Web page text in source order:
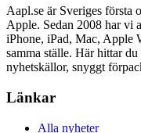
Aapl.se är Sveriges första
Apple. Sedan 2008 har vi
iPhone, iPad, Mac, Apple
samma ställe. Här hittar
nyhetskällor, snyggt
Länkar
Alla nyheter